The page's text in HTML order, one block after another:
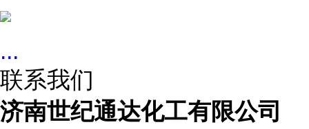
...
联系我们
济南世纪通达化工有限公司